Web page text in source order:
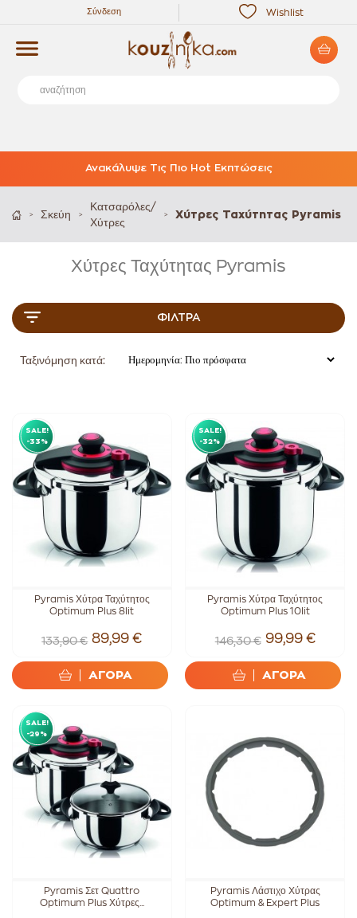
Wishlist
Σύνδεση
Ανακάλυψε Τις Πιο Hot Εκπτώσεις
> Σκεύη >
Κατσαρόλες/
Χύτρες
> Χύτρες Ταχύτητας Pyramis
Χύτρες Ταχύτητας Pyramis
ΦΊΛΤΡΑ
Ταξινόμηση κατά:
SALE!
-33%
Pyramis Χύτρα Ταχύτητος
Optimum Plus 8lit
133,90 € 89,99 €
ΑΓΟΡΑ
SALE!
-32%
Pyramis Χύτρα Ταχύτητος
Optimum Plus 10lit
146,30 € 99,99 €
ΑΓΟΡΑ
SALE!
-29%
Pyramis Σετ Quattro
Optimum Plus Χύτρες...
Pyramis Λάστιχο Χύτρας
Optimum & Expert Plus